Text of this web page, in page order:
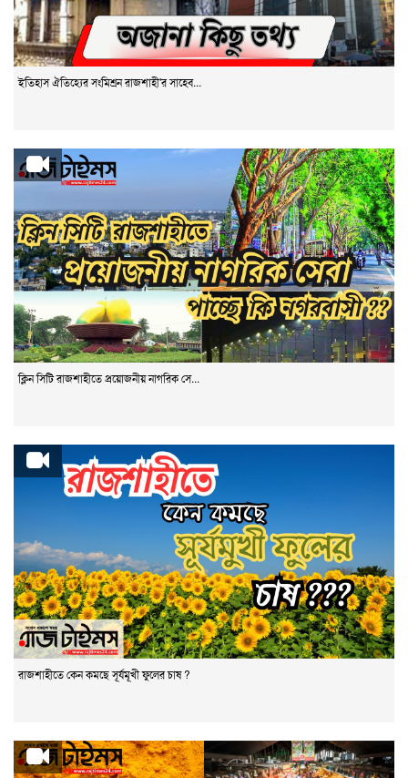
ইতিহাস ঐতিহ্যের সংমিশ্রন রাজশাহী'র সাহেব...
ক্লিন সিটি রাজশাহীতে প্রয়োজনীয় নাগরিক সে...
রাজশাহীতে কেন কমছে সূর্যমূখী ফুলের চাষ ?